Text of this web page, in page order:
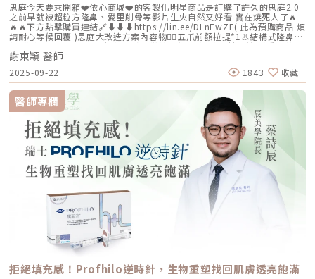
思庭今天要來開箱❤️依心商城❤️的客製化明星商品是訂購了許久的思庭2.0
之前早就被超粒方隆鼻、愛里削骨等影片生火自然又好看 實在燒死人了🔥
🔥🔥下方點擊購買連結🔗⬇️⬇️⬇️https://lin.ee/DLnEwZE( 此為預購商品 煩
請耐心等候回覆 )思庭大改造方案內容物💁‍♀️五爪前額拉提*1👃結構式隆鼻*1
(加購縮鼻翼、敲鼻骨、貴族手術)👄微笑嘴角*1 (加購嘴邊肉拉提)重點摘
要：00:00 搶先看⚡⚡01:43 開箱手術方案內容物02:02 上臉眉眼分析 : 五
爪前額拉提02:36 中臉隆鼻分析 : 結構式隆鼻合併貴族手術03:58 下臉唇巴
分析 : 微笑嘴角+嘴扁肉拉提04:43 華麗買家秀05:25 五星好評分享
⭐⭐⭐⭐⭐▸▸歡迎合作洽談：followheart.marketing@gmail.com◂◂依心唯
美整形外科診所地址｜台北市信義區基隆路二段15號2樓電話｜（02）
2345-6777官方網站｜https://www.followheart.com.tw/官方諮詢｜
https://follow-heart.com/line臉書粉專｜https://follow-
heart.com/case_fbIG追起來｜https://follow-
heart.com/case_igWeChat ID｜Dr_followheart
謝東穎 醫師
2025-09-22 1843 收藏
醫師專欄
拒絕填充感！Profhilo逆時針，生物重塑找回肌膚透亮飽滿